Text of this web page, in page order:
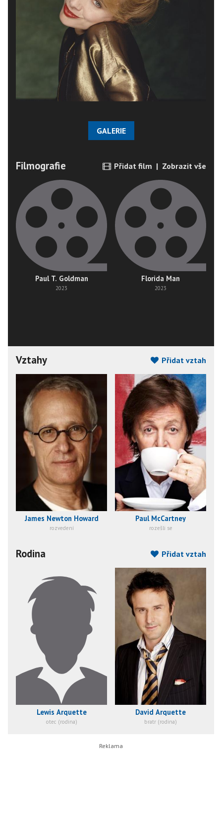
GALERIE
Filmografie Přidat film | Zobrazit vše
Paul T. Goldman
2023
Florida Man
2023
Vztahy Přidat vztah
James Newton Howard
rozvedení
Paul McCartney
rozešli se
Rodina Přidat vztah
Lewis Arquette
otec (rodina)
David Arquette
bratr (rodina)